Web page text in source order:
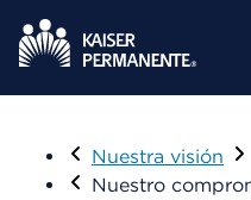
Visitar
Nuestra visión
Nuestro